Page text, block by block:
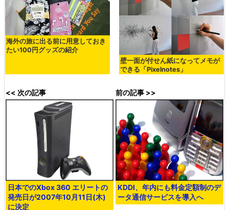
海外の旅に出る前に用意しておき
たい100円グッズの紹介
壁一面が付せん紙になってメモが
できる「Pixelnotes」
<< 次の記事
日本でのXbox 360 エリートの
発売日が2007年10月11日(木)
に決定
前の記事 >>
KDDI、年内にも料金定額制のデ
ータ通信サービスを導入へ